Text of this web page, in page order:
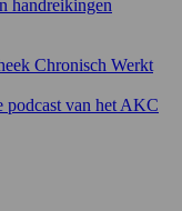
handreikingen
Chronisch Werkt
podcast van het AKC